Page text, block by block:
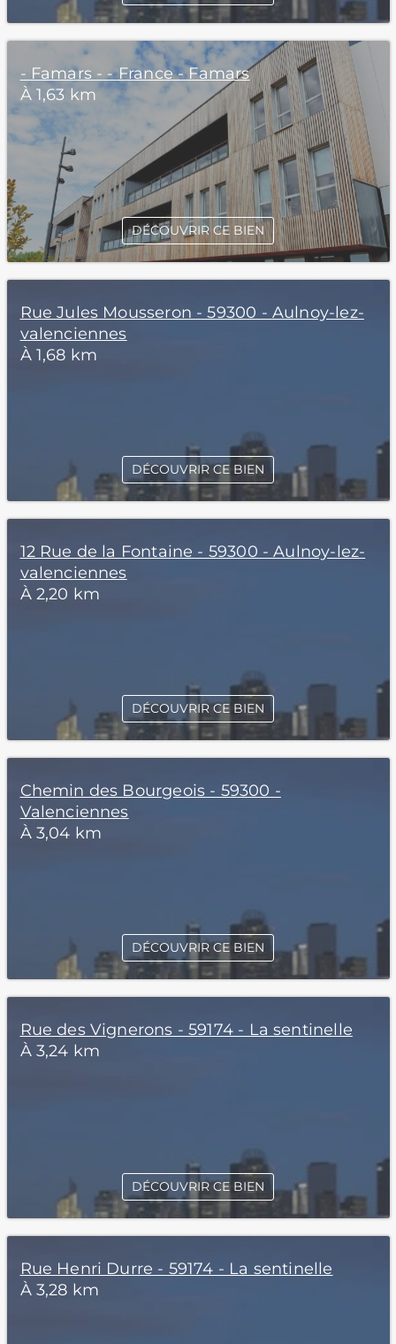
- Famars - - France - Famars
À 1,63 km
DÉCOUVRIR CE BIEN
Rue Jules Mousseron - 59300 - Aulnoy-lez-
valenciennes
À 1,68 km
DÉCOUVRIR CE BIEN
12 Rue de la Fontaine - 59300 - Aulnoy-lez-
valenciennes
À 2,20 km
DÉCOUVRIR CE BIEN
Chemin des Bourgeois - 59300 -
Valenciennes
À 3,04 km
DÉCOUVRIR CE BIEN
Rue des Vignerons - 59174 - La sentinelle
À 3,24 km
DÉCOUVRIR CE BIEN
Rue Henri Durre - 59174 - La sentinelle
À 3,28 km